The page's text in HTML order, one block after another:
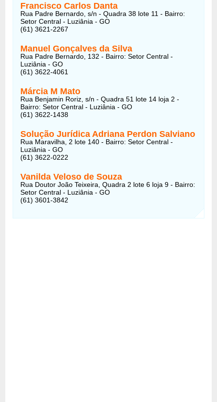
Francisco Carlos Danta
Rua Padre Bernardo, s/n - Quadra 38 lote 11 - Bairro:
Setor Central - Luziânia - GO
(61) 3621-2267
Manuel Gonçalves da Silva
Rua Padre Bernardo, 132 - Bairro: Setor Central -
Luziânia - GO
(61) 3622-4061
Márcia M Mato
Rua Benjamin Roriz, s/n - Quadra 51 lote 14 loja 2 -
Bairro: Setor Central - Luziânia - GO
(61) 3622-1438
Solução Jurídica Adriana Perdon Salviano
Rua Maravilha, 2 lote 140 - Bairro: Setor Central -
Luziânia - GO
(61) 3622-0222
Vanilda Veloso de Souza
Rua Doutor João Teixeira, Quadra 2 lote 6 loja 9 - Bairro:
Setor Central - Luziânia - GO
(61) 3601-3842